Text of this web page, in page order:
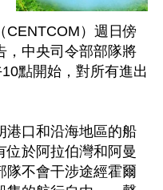
CENTCOM）週日傍
，中央司令部部隊將
點開始，對所有進出
港口和沿海地區的船
位於阿拉伯灣和阿曼
隊不會干涉途經霍爾